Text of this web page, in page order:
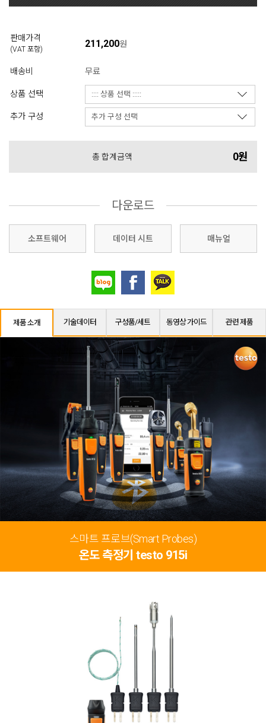
다운로드
소프트웨어 데이터 시트 매뉴얼
판매가격
(VAT 포함) 211,200원
배송비 무료
상품 선택
추가 구성
총 합계금액 0원
제품 소개 기술데이터 구성품/세트 동영상 가이드 관련 제품
스마트 프로브(Smart Probes)
온도 측정기 testo 915i